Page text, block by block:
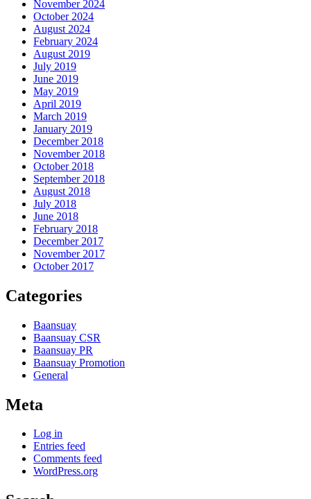
November 2024
October 2024
August 2024
February 2024
August 2019
July 2019
June 2019
May 2019
April 2019
March 2019
January 2019
December 2018
November 2018
October 2018
September 2018
August 2018
July 2018
June 2018
February 2018
December 2017
November 2017
October 2017
Categories
Baansuay
Baansuay CSR
Baansuay PR
Baansuay Promotion
General
Meta
Log in
Entries feed
Comments feed
WordPress.org